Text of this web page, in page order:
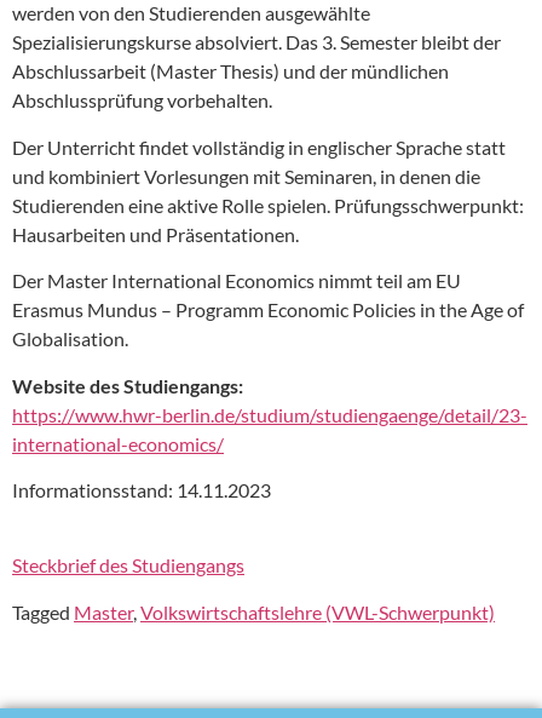
werden von den Studierenden ausgewählte
Spezialisierungskurse absolviert. Das 3. Semester bleibt der
Abschlussarbeit (Master Thesis) und der mündlichen
Abschlussprüfung vorbehalten.
Der Unterricht findet vollständig in englischer Sprache statt
und kombiniert Vorlesungen mit Seminaren, in denen die
Studierenden eine aktive Rolle spielen. Prüfungsschwerpunkt:
Hausarbeiten und Präsentationen.
Der Master International Economics nimmt teil am EU
Erasmus Mundus – Programm Economic Policies in the Age of
Globalisation.
Website des Studiengangs:
https://www.hwr-berlin.de/studium/studiengaenge/detail/23-
international-economics/
Informationsstand: 14.11.2023
Steckbrief des Studiengangs
Tagged Master,Volkswirtschaftslehre (VWL-Schwerpunkt)